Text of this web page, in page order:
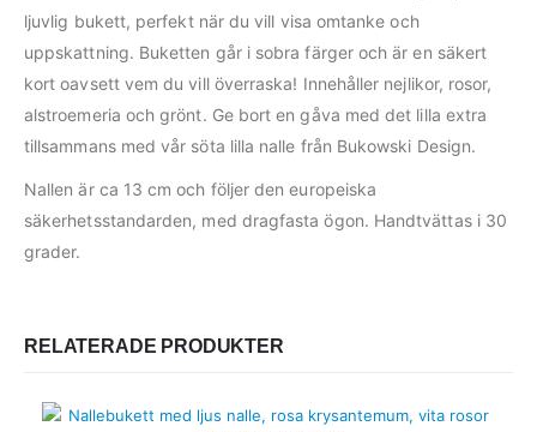
ljuvlig bukett, perfekt när du vill visa omtanke och
uppskattning. Buketten går i sobra färger och är en säkert
kort oavsett vem du vill överraska! Innehåller nejlikor, rosor,
alstroemeria och grönt. Ge bort en gåva med det lilla extra
tillsammans med vår söta lilla nalle från Bukowski Design.
Nallen är ca 13 cm och följer den europeiska
säkerhetsstandarden, med dragfasta ögon. Handtvättas i 30
grader.
RELATERADE PRODUKTER